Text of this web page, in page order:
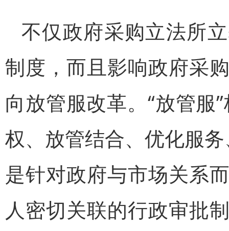
不仅政府采购立法所
制度，而且影响政府采
向放管服改革。“放管服
权、放管结合、优化服
是针对政府与市场关系
人密切关联的行政审批